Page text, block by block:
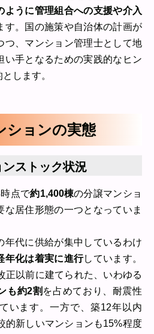
ように管理組合への支援や介入
す。国の施策や自治体の計画が
つ、マンション管理士として地
い手となるための実践的なヒン
します。
ションの実態
ストック状況
点で約1,400棟の分譲マンショ
な居住形態の一つとなっていま
年代に供給が集中しているわけ
年化は着実に進行しています。
正以前に建てられた、いわゆる
も約2割 を占めており、耐震性
います。一方で、築12年以内
的新しいマンションも15%程度